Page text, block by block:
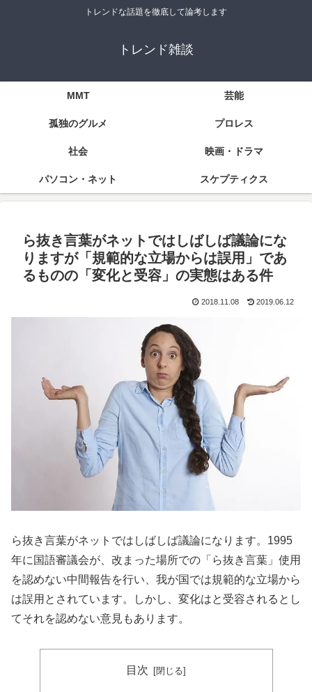
トレンドな話題を徹底して論考します
トレンド雑談
MMT 芸能
孤独のグルメ プロレス
社会 映画・ドラマ
パソコン・ネット スケプティクス
ら抜き言葉がネットではしばしば議論にな
りますが「規範的な立場からは誤用」であ
るものの「変化と受容」の実態はある件
2018.11.08 2019.06.12
ら抜き言葉がネットではしばしば議論になります。1995
年に国語審議会が、改まった場所での「ら抜き言葉」使用
を認めない中間報告を行い、我が国では規範的な立場から
は誤用とされています。しかし、変化はと受容されるとし
てそれを認めない意見もあります。
目次